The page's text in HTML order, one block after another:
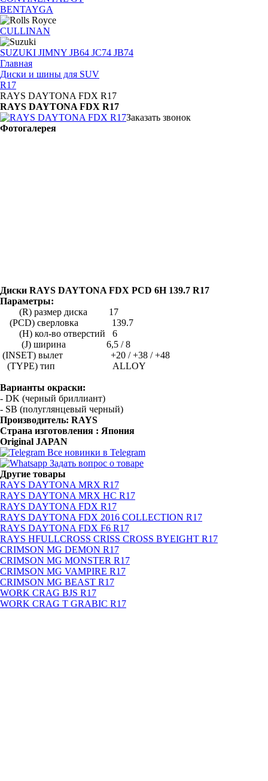
BENTAYGA
CULLINAN
SUZUKI JIMNY JB64 JC74 JB74
Главная
Диски и шины для SUV
R17
RAYS DAYTONA FDX R17
RAYS DAYTONA FDX R17
Заказать звонок
Фотогалерея
Диски RAYS DAYTONA FDX PCD 6H 139.7 R17
Параметры:
(R) размер диска 17
(PCD) сверловка 139.7
(H) кол-во отверстий 6
(J) ширина 6,5 / 8
(INSET) вылет +20 / +38 / +48
(TYPE) тип ALLOY
Варианты окраски:
- DK (черный бриллиант)
- SB (полуглянцевый черный)
Производитель: RAYS
Страна изготовления : Япония
Original JAPAN
Все новинки в Telegram
Задать вопрос о товаре
Другие товары
RAYS DAYTONA MRX R17
RAYS DAYTONA MRX HC R17
RAYS DAYTONA FDX R17
RAYS DAYTONA FDX 2016 COLLECTION R17
RAYS DAYTONA FDX F6 R17
RAYS HFULLCROSS CRISS CROSS BYEIGHT R17
CRIMSON MG DEMON R17
CRIMSON MG MONSTER R17
CRIMSON MG VAMPIRE R17
CRIMSON MG BEAST R17
WORK CRAG BJS R17
WORK CRAG T GRABIC R17